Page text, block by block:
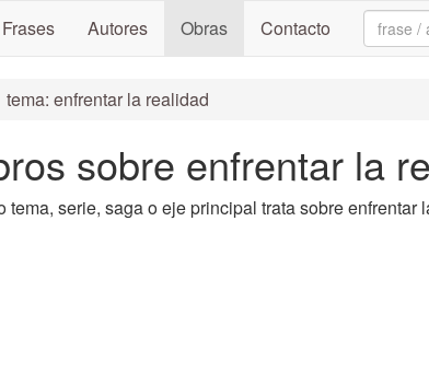
Frases Autores Obras Contacto Search:
tema: enfrentar la realidad
sobre enfrentar la
tema, serie, saga o eje principal trata sobre enfrentar